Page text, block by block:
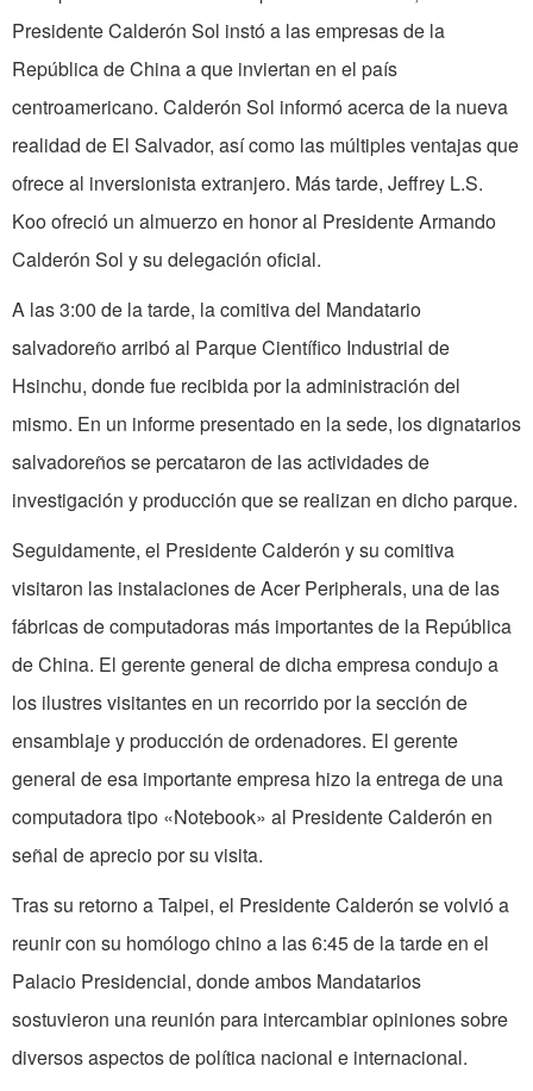
Presidente Calderón Sol instó a las empresas de la
República de China a que inviertan en el país
centroamericano. Calderón Sol informó acerca de la nueva
realidad de El Salvador, así como las múltiples ventajas que
ofrece al inversionista extranjero. Más tarde, Jeffrey L.S.
Koo ofreció un almuerzo en honor al Presidente Armando
Calderón Sol y su de­legación oficial.
A las 3:00 de la tarde, la comitiva del Mandatario
salvadoreño arribó al Parque Científico Industrial de
Hsinchu, donde fue recibida por la administración del
mismo. En un informe presentado en la sede, los dignatarios
salvadoreños se percataron de las actividades de
investigación y produc­ción que se realizan en dicho parque.
Seguidamente, el Presidente Calderón y su comitiva
visitaron las instalaciones de Acer Peripherals, una de las
fábricas de computadoras más importantes de la Re­pública
de China. El gerente general de dicha empresa condujo a
los ilustres visitantes en un recorrido por la sección de
ensamblaje y producción de ordenadores. El gerente
general de esa importante em­presa hizo la entrega de una
computadora tipo «Notebook» al Presidente Calderón en
señal de aprecio por su visita.
Tras su retorno a Taipei, el Presidente Calderón se volvió a
reunir con su homó­logo chino a las 6:45 de la tarde en el
Palacio Presidencial, donde ambos Man­datarios
sostuvieron una reunión para intercambiar opiniones sobre
diversos aspectos de política nacional e internacional.